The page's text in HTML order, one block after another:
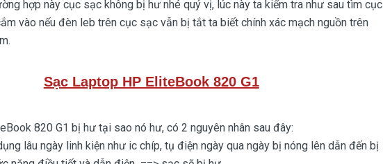
hợp này cục sạc không bị hư nhé quý vị, lúc này ta kiểm tra như sau tìm cục
vào nếu đèn leb trên cục sạc vẫn bị tắt ta biết chính xác mạch nguồn trên
Sạc Laptop HP EliteBook 820 G1
820 G1 bị hư tại sao nó hư, có 2 nguyên nhân sau đây:
lâu ngày linh kiện như ic chíp, tụ điện ngày qua ngày bị nóng lên dẫn đến bị